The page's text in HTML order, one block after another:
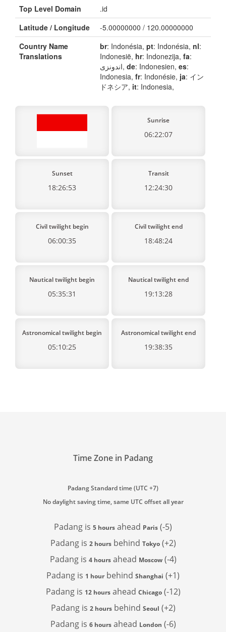
Top Level Domain
.id
Latitude / Longitude
-5.00000000 / 120.00000000
Country Name
Translations
br: Indonésia, pt: Indonésia, nl:
Indonesië, hr: Indonezija, fa:
اندونزی, de: Indonesien, es:
Indonesia, fr: Indonésie, ja: イン
ドネシア, it: Indonesia,
Sunrise
06:22:07
Sunset
18:26:53
Transit
12:24:30
Civil twilight begin
06:00:35
Civil twilight end
18:48:24
Nautical twilight begin
05:35:31
Nautical twilight end
19:13:28
Astronomical twilight begin
05:10:25
Astronomical twilight end
19:38:35
Time Zone in Padang
Padang Standard time (UTC +7)
No daylight saving time, same UTC offset all year
Padang is 5 hours ahead Paris (-5)
Padang is 2 hoursbehind Tokyo(+2)
Padang is 4 hoursahead Moscow(-4)
Padang is 1 hourbehind Shanghai (+1)
Padang is 12 hoursahead Chicago(-12)
Padang is 2 hoursbehind Seoul (+2)
Padang is 6 hoursahead London (-6)